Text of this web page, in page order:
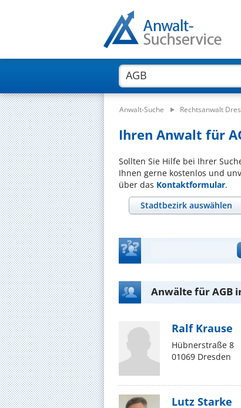
Anwalt-Suche Rechtsanwalt
Ihren Anwalt für
Sollten Sie Hilfe bei Ihrer
Ihnen gerne kostenlos und
über das Kontaktformular.
Stadtbezirk auswählen
Anwälte für AGB
Ralf Krause
Hübnerstraße 8
01069 Dresden
Lutz Starke